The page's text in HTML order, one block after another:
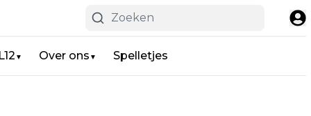
▼ Over ons ▼ Spelletjes